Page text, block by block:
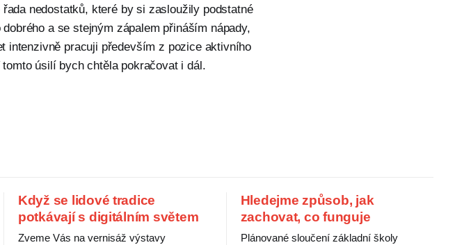
nedostatků, které by si zasloužily podstatné
a se stejným zápalem přináším nápady,
intenzivně pracuji především z pozice aktivního
úsilí bych chtěla pokračovat i dál.
Když se lidové tradice
potkávají s digitálním světem
Zveme Vás na vernisáž výstavy
Hledejme způsob, jak
zachovat, co funguje
Plánované sloučení základní školy